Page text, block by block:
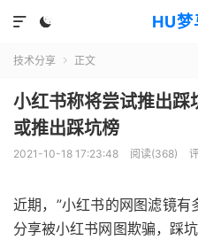
HU梦


技术分享  正文
小红书称将尝试推出踩
或推出踩坑榜
2021-10-18 17:23:48 阅读(368)
近期，”小红书的网图滤镜有
分享被小红书网图欺骗，踩